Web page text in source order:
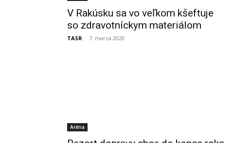
V Rakúsku sa vo veľkom kšeftuje
so zdravotníckym materiálom
TASR - 7. marca 2020
Aréna